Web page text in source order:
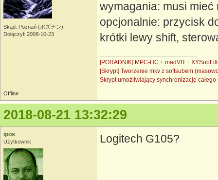
Skąd: Poznań (ポズナン)
Dołączył: 2008-10-23
wymagania: musi mieć
opcjonalnie: przycisk
krótki lewy shift,
[PORADNIK] MPC-HC + madVR +
[Skrypt] Tworzenie mkv z softsubem
Skrypt umożliwiający synchronizację
Offline
2018-08-21 13:32:29
ipos
Użytkownik Logitech G105?